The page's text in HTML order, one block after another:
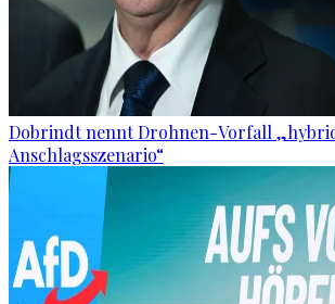
Dobrindt nennt Drohnen-Vorfall
Anschlagsszenario“